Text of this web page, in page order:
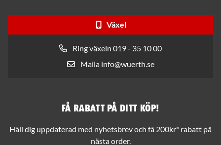
Växel
Ring växeln 019 - 35 10 00
Maila info@wuerth.se
Få rabatt på ditt köp!
Håll dig uppdaterad med nyhetsbrev och få 200kr* rabatt på
nästa order.